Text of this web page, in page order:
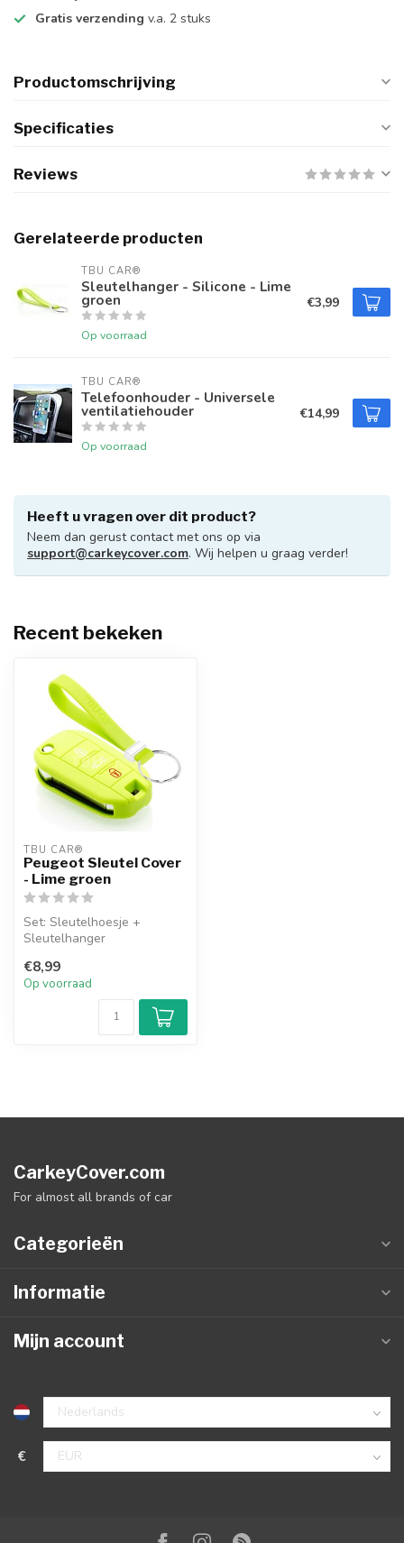
Gratis verzending v.a. 2 stuks
Productomschrijving
Specificaties
Reviews
Gerelateerde producten
TBU CAR®
Sleutelhanger - Silicone - Lime
groen
Op voorraad
€3,99
TBU CAR®
Telefoonhouder - Universele
ventilatiehouder
Op voorraad
€14,99
Heeft u vragen over dit product?
Neem dan gerust contact met ons op via
support@carkeycover.com. Wij helpen u graag verder!
Recent bekeken
TBU CAR®
Peugeot Sleutel Cover
- Lime groen
Set: Sleutelhoesje +
Sleutelhanger
€8,99
Op voorraad
CarkeyCover.com
For almost all brands of car
Categorieën
Informatie
Mijn account
€